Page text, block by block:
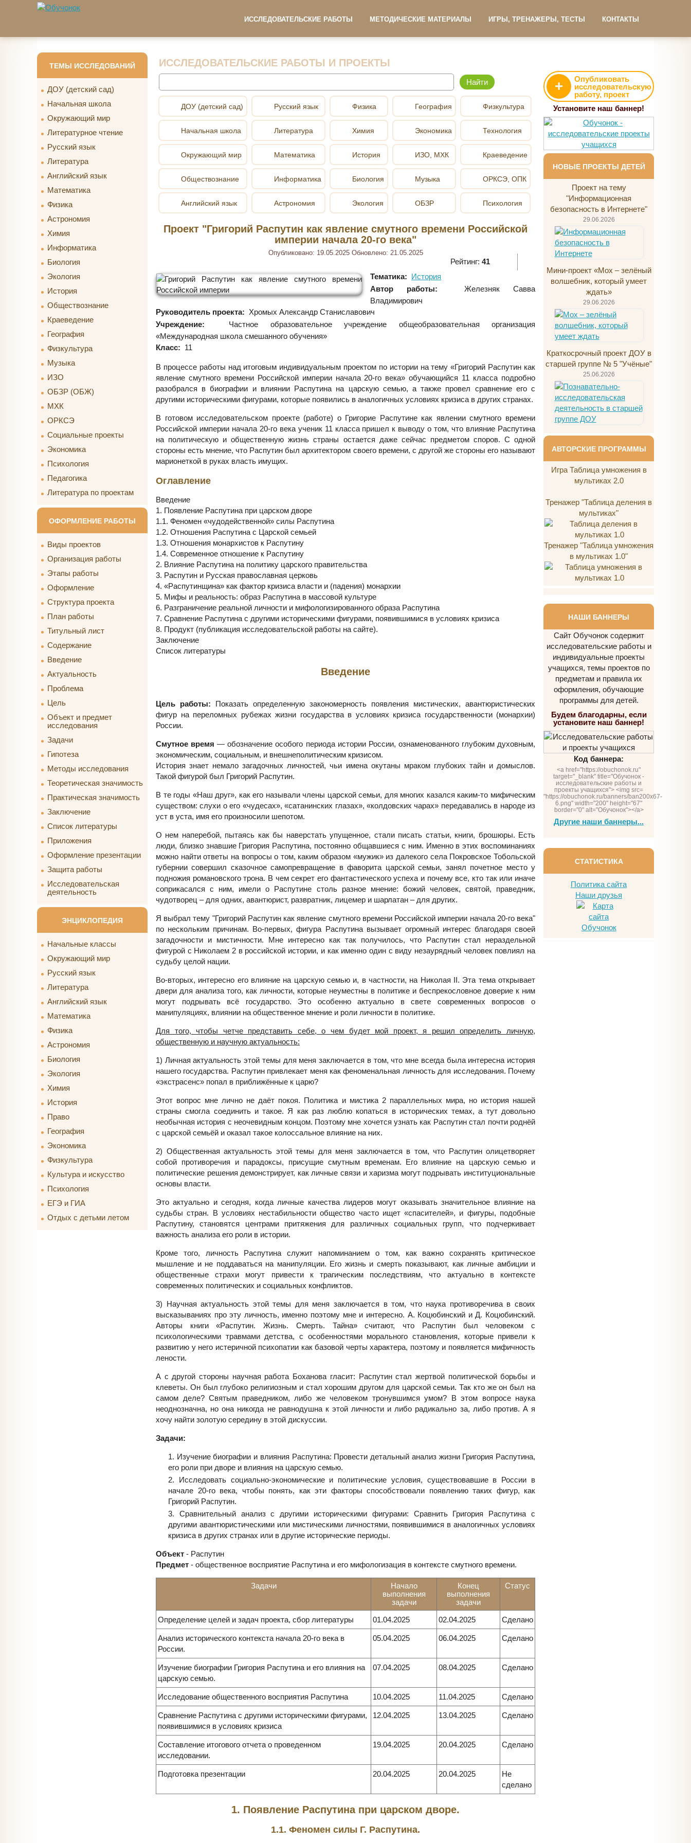
Перейти к основному содержанию
ИССЛЕДОВАТЕЛЬСКИЕ РАБОТЫ МЕТОДИЧЕСКИЕ МАТЕРИАЛЫ ИГРЫ, ТРЕНАЖЕРЫ, ТЕСТЫ КОНТАКТЫ
ТЕМЫ ИССЛЕДОВАНИЙ
ДОУ (детский сад)
Начальная школа
Окружающий мир
Литературное чтение
Русский язык
Литература
Английский язык
Математика
Физика
Астрономия
Химия
Информатика
Биология
Экология
История
Обществознание
Краеведение
География
Физкультура
Музыка
ИЗО
ОБЗР (ОБЖ)
МХК
ОРКСЭ
Социальные проекты
Экономика
Психология
Педагогика
Литература по проектам
ОФОРМЛЕНИЕ РАБОТЫ
Виды проектов
Организация работы
Этапы работы
Оформление
Структура проекта
План работы
Титульный лист
Содержание
Введение
Актуальность
Проблема
Цель
Объект и предмет
исследования
Задачи
Гипотеза
Методы исследования
Теоретическая значимость
Практическая значимость
Заключение
Список литературы
Приложения
Оформление презентации
Защита работы
Исследовательская
деятельность
ЭНЦИКЛОПЕДИЯ
Начальные классы
Окружающий мир
Русский язык
Литература
Английский язык
Математика
Физика
Астрономия
Биология
Экология
Химия
История
Право
География
Экономика
Физкультура
Культура и искусство
Психология
ЕГЭ и ГИА
Отдых с детьми летом
ИССЛЕДОВАТЕЛЬСКИЕ РАБОТЫ И ПРОЕКТЫ
ДОУ (детский сад)
Начальная школа
Окружающий мир
Обществознание
Английский язык
Русский язык
Литература
Математика
Информатика
Астрономия
Физика
Химия
История
Биология
Экология
География
Экономика
ИЗО, МХК
Музыка
ОБЗР
Физкультура
Технология
Краеведение
ОРКСЭ, ОПК
Психология
Проект "Григорий Распутин как явление смутного времени Российской
империи начала 20-го века"
Опубликовано: 19.05.2025 Обновлено: 21.05.2025
Рейтинг: 41
Тематика: История
Автор работы:
Железняк Савва
Владимирович
Руководитель проекта: Хромых Александр Станиславович
Учреждение:
Частное образовательное учреждение общеобразовательная организация
«Международная школа смешанного обучения»
Класс: 11
В процессе работы над итоговым индивидуальным проектом по истории на тему «Григорий Распутин как
явление смутного времени Российской империи начала 20-го века» обучающийся 11 класса подробно
разобрался в биографии и влиянии Распутина на царскую семью, а также провел сравнение его с
другими историческими фигурами, которые появились в аналогичных условиях кризиса в других странах.
В готовом исследовательском проекте (работе) о Григорие Распутине как явлении смутного времени
Российской империи начала 20-го века ученик 11 класса пришел к выводу о том, что влияние Распутина
на политическую и общественную жизнь страны остается даже сейчас предметом споров. С одной
стороны есть мнение, что Распутин был архитектором своего времени, с другой же стороны его называют
марионеткой в руках власть имущих.
Оглавление
Введение
1. Появление Распутина при царском дворе
1.1. Феномен «чудодейственной» силы Распутина
1.2. Отношения Распутина с Царской семьей
1.3. Отношения монархистов к Распутину
1.4. Современное отношение к Распутину
2. Влияние Распутина на политику царского правительства
3. Распутин и Русская православная церковь
4. «Распутинщина» как фактор кризиса власти и (падения) монархии
5. Мифы и реальность: образ Распутина в массовой культуре
6. Разграничение реальной личности и мифологизированного образа Распутина
7. Сравнение Распутина с другими историческими фигурами, появившимися в условиях кризиса
8. Продукт (публикация исследовательской работы на сайте).
Заключение
Список литературы
Введение
Цель работы: Показать определенную закономерность появления мистических, авантюристических
фигур на переломных рубежах жизни государства в условиях кризиса государственности (монархии)
России.
Смутное время— обозначение особого периода истории России, ознаменованного глубоким духовным,
экономическим, социальным, и внешнеполитическим кризисом.
История знает немало загадочных личностей, чьи имена окутаны мраком глубоких тайн и домыслов.
Такой фигурой был Григорий Распутин.
В те годы «Наш друг», как его называли члены царской семьи, для многих казался каким-то мифическим
существом: слухи о его «чудесах», «сатанинских глазах», «колдовских чарах» передавались в народе из
уст в уста, имя его произносили шепотом.
О нем наперебой, пытаясь как бы наверстать упущенное, стали писать статьи, книги, брошюры. Есть
люди, близко знавшие Григория Распутина, постоянно общавшиеся с ним. Именно в этих воспоминаниях
можно найти ответы на вопросы о том, каким образом «мужик» из далекого села Покровское Тобольской
губернии совершил сказочное самопревращение в фаворита царской семьи, занял почетное место у
подножия романовского трона. В чем секрет его фантастического успеха и почему все, кто так или иначе
соприкасался с ним, имели о Распутине столь разное мнение: божий человек, святой, праведник,
чудотворец – для одних, авантюрист, развратник, лицемер и шарлатан – для других.
Я выбрал тему "Григорий Распутин как явление смутного времени Российской империи начала 20-го века"
по нескольким причинам. Во-первых, фигура Распутина вызывает огромный интерес благодаря своей
загадочности и мистичности. Мне интересно как так получилось, что Распутин стал нераздельной
фигурой с Николаем 2 в российской истории, и как именно один с виду незаурядный человек повлиял на
судьбу целой нации.
Во-вторых, интересно его влияние на царскую семью и, в частности, на Николая II. Эта тема открывает
двери для анализа того, как личности, которые неуместны в политике и беспрекословное доверие к ним
могут подрывать всё государство. Это особенно актуально в свете современных вопросов о
манипуляциях, влиянии на общественное мнение и роли личности в политике.
Для того, чтобы четче представить себе, о чем будет мой проект, я решил определить личную,
общественную и научную актуальность:
1) Личная актуальность этой темы для меня заключается в том, что мне всегда была интересна история
нашего государства. Распутин привлекает меня как феноменальная личность для исследования. Почему
«экстрасенс» попал в приближённые к царю?
Этот вопрос мне лично не даёт покоя. Политика и мистика 2 параллельных мира, но история нашей
страны смогла соединить и такое. Я как раз люблю копаться в исторических темах, а тут довольно
необычная история с неочевидным концом. Поэтому мне хочется узнать как Распутин стал почти роднёй
с царской семьёй и оказал такое колоссальное влияние на них.
2) Общественная актуальность этой темы для меня заключается в том, что Распутин олицетворяет
собой противоречия и парадоксы, присущие смутным временам. Его влияние на царскую семью и
политические решения демонстрирует, как личные связи и харизма могут подрывать институциональные
основы власти.
Это актуально и сегодня, когда личные качества лидеров могут оказывать значительное влияние на
судьбы стран. В условиях нестабильности общество часто ищет «спасителей», и фигуры, подобные
Распутину, становятся центрами притяжения для различных социальных групп, что подчеркивает
важность анализа его роли в истории.
Кроме того, личность Распутина служит напоминанием о том, как важно сохранять критическое
мышление и не поддаваться на манипуляции. Его жизнь и смерть показывают, как личные амбиции и
общественные страхи могут привести к трагическим последствиям, что актуально в контексте
современных политических и социальных конфликтов.
3) Научная актуальность этой темы для меня заключается в том, что наука противоречива в своих
высказываниях про эту личность, именно поэтому мне и интересно. А. Коцюбинский и Д. Коцюбинский.
Авторы книги «Распутин. Жизнь. Смерть. Тайна» считают, что Распутин был человеком с
психологическими травмами детства, с особенностями морального становления, которые привели к
развитию у него истеричной психопатии как базовой черты характера, поэтому и появляется мифичность
лености.
А с другой стороны научная работа Боханова гласит: Распутин стал жертвой политической борьбы и
клеветы. Он был глубоко религиозным и стал хорошим другом для царской семьи. Так кто же он был на
самом деле? Святым праведником, либо же человеком тронувшимся умом? В этом вопросе наука
неоднозначна, но она никогда не равнодушна к этой личности и либо радикально за, либо против. А я
хочу найти золотую середину в этой дискуссии.
Задачи:
Изучение биографии и влияния Распутина: Провести детальный анализ жизни Григория Распутина,
его роли при дворе и влияния на царскую семью.
Исследовать социально-экономические и политические условия, существовавшие в России в
начале 20-го века, чтобы понять, как эти факторы способствовали появлению таких фигур, как
Григорий Распутин.
Сравнительный анализ с другими историческими фигурами: Сравнить Григория Распутина с
другими авантюристическими или мистическими личностями, появившимися в аналогичных условиях
кризиса в других странах или в другие исторические периоды.
Объект - Распутин
Предмет - общественное восприятие Распутина и его мифологизация в контексте смутного времени.
Задачи
Начало
выполнения
задачи
Конец
выполнения
задачи
Статус
Определение целей и задач проекта, сбор литературы 01.04.2025 02.04.2025 Сделано
Анализ исторического контекста начала 20-го века в
России.
05.04.2025 06.04.2025 Сделано
Изучение биографии Григория Распутина и его влияния на
царскую семью.
07.04.2025 08.04.2025 Сделано
Исследование общественного восприятия Распутина 10.04.2025 11.04.2025 Сделано
Сравнение Распутина с другими историческими фигурами,
появившимися в условиях кризиса
12.04.2025 13.04.2025 Сделано
Составление итогового отчета о проведенном
исследовании.
19.04.2025 20.04.2025 Сделано
Подготовка презентации 20.04.2025 20.04.2025
Не
сделано
1. Появление Распутина при царском дворе.
1.1. Феномен силы Г. Распутина.
+
Опубликовать
исследовательскую
работу, проект
Установите наш баннер!
НОВЫЕ ПРОЕКТЫ ДЕТЕЙ
Проект на тему
"Информационная
безопасность в Интернете"
29.06.2026
Мини-проект «Мох – зелёный
волшебник, который умеет
ждать»
29.06.2026
Краткосрочный проект ДОУ в
старшей группе № 5 "Учёные"
25.06.2026
АВТОРСКИЕ ПРОГРАММЫ
Игра Таблица умножения в
мультиках 2.0
Тренажер "Таблица деления в
мультиках"
Тренажер "Таблица умножения
в мультиках 1.0"
НАШИ БАННЕРЫ
Сайт Обучонок содержит
исследовательские работы и
индивидуальные проекты
учащихся, темы проектов по
предметам и правила их
оформления, обучающие
программы для детей.
Будем благодарны, если
установите наш баннер!
Код баннера:
<a href="https://obuchonok.ru"
target="_blank" title="Обучонок -
исследовательские работы и
проекты учащихся"> <img src=
"https://obuchonok.ru/banners/ban200x67-
6.png" width="200" height="67"
border="0" alt="Обучонок"></a>
Другие наши баннеры...
СТАТИСТИКА
Политика сайта
Наши друзья